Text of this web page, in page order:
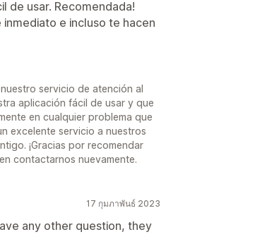
de usar. Recomendada!
e incluso te hacen
servicio de atención al
aplicación fácil de usar y que
en cualquier problema que
excelente servicio a nuestros
¡Gracias por recomendar
contactarnos nuevamente.
17 กุมภาพันธ์ 2023
any other question, they